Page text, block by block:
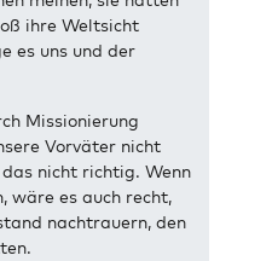
ihre Weltsicht
es uns und der
Missionierung
Vorväter nicht
nicht richtig. Wenn
wäre es auch recht,
nachtrauern, den